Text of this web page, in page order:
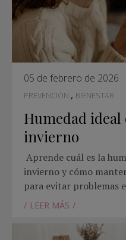
05 de febrero de 2026
PREVENCIÓN , BIENESTAR
Humedad ideal
invierno
Aprende cuál es la
invierno y cómo
para evitar problemas
LEER MÁS